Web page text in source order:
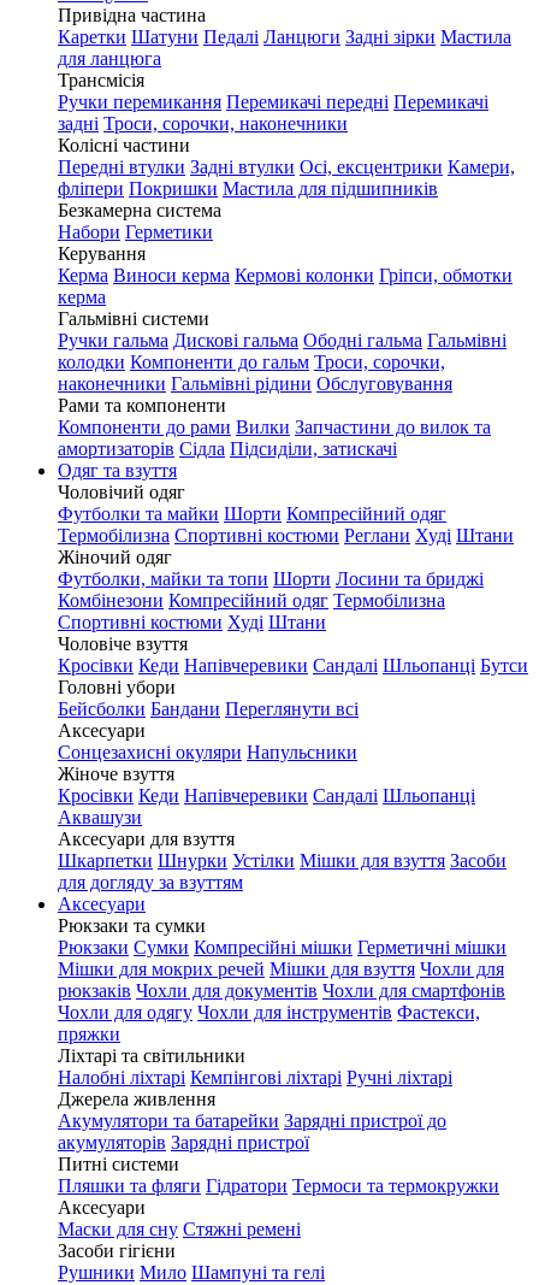
Привідна частина
Каретки Шатуни Педалі Ланцюги Задні зірки Мастила
для ланцюга
Трансмісія
Ручки перемикання Перемикачі передні Перемикачі
задні Троси, сорочки, наконечники
Колісні частини
Передні втулки Задні втулки Осі, ексцентрики Камери,
фліпери Покришки Мастила для підшипників
Безкамерна система
Набори Герметики
Керування
Керма Виноси керма Кермові колонки Гріпси, обмотки
керма
Гальмівні системи
Ручки гальма Дискові гальма Ободні гальма Гальмівні
колодки Компоненти до гальм Троси, сорочки,
наконечники Гальмівні рідини Обслуговування
Рами та компоненти
Компоненти до рами Вилки Запчастини до вилок та
амортизаторів Сідла Підсиділи, затискачі
Одяг та взуття
Чоловічий одяг
Футболки та майки Шорти Компресійний одяг
Термобілизна Спортивні костюми Реглани Худі Штани
Жіночий одяг
Футболки, майки та топи Шорти Лосини та бриджі
Комбінезони Компресійний одяг Термобілизна
Спортивні костюми Худі Штани
Чоловіче взуття
Кросівки Кеди Напівчеревики Сандалі Шльопанці Бутси
Головні убори
Бейсболки Бандани Переглянути всі
Аксесуари
Сонцезахисні окуляри Напульсники
Жіноче взуття
Кросівки Кеди Напівчеревики Сандалі Шльопанці
Аквашузи
Аксесуари для взуття
Шкарпетки Шнурки Устілки Мішки для взуття Засоби
для догляду за взуттям
Аксесуари
Рюкзаки та сумки
Рюкзаки Сумки Компресійні мішки Герметичні мішки
Мішки для мокрих речей Мішки для взуття Чохли для
рюкзаків Чохли для документів Чохли для смартфонів
Чохли для одягу Чохли для інструментів Фастекси,
пряжки
Ліхтарі та світильники
Налобні ліхтарі Кемпінгові ліхтарі Ручні ліхтарі
Джерела живлення
Акумулятори та батарейки Зарядні пристрої до
акумуляторів Зарядні пристрої
Питні системи
Пляшки та фляги Гідратори Термоси та термокружки
Аксесуари
Маски для сну Стяжні ремені
Засоби гігієни
Рушники Мило Шампуні та гелі